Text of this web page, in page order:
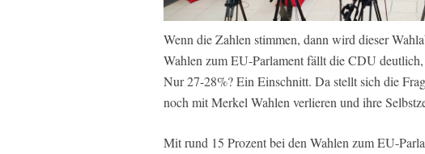
Wenn die Zahlen stimmen, dann wird dieser
Wahlen zum EU-Parlament fällt die CDU
Nur 27-28%? Ein Einschnitt. Da stellt sich die
noch mit Merkel Wahlen verlieren und ihre
Mit rund 15 Prozent bei den Wahlen zum EU-